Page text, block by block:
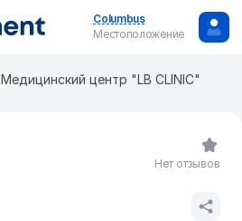
Columbus
Местоположение
Медицинский центр "LB CLINIC"
Нет отзывов